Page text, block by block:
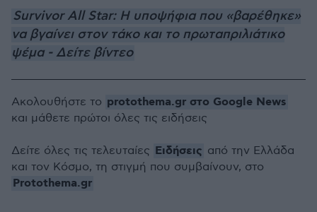
Survivor All Star: Η υποψήφια που «βαρέθηκε»
να βγαίνει στον τάκο και το πρωταπριλιάτικο
ψέμα - Δείτε βίντεο
Ακολουθήστε το protothema.gr στο Google News
και μάθετε πρώτοι όλες τις ειδήσεις
Δείτε όλες τις τελευταίες Ειδήσεις από την Ελλάδα
και τον Κόσμο, τη στιγμή που συμβαίνουν, στο
Protothema.gr